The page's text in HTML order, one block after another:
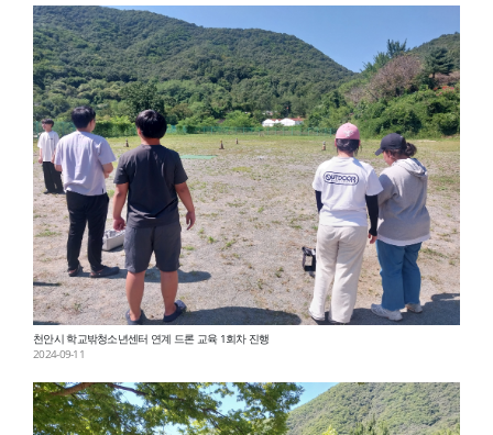
천안시 학교밖청소년센터 연계 드론 교육 1회차 진행
2024-09-11